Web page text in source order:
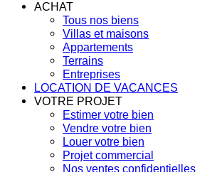
ACHAT
Tous nos biens
Villas et maisons
Appartements
Terrains
Entreprises
LOCATION DE VACANCES
VOTRE PROJET
Estimer votre bien
Vendre votre bien
Louer votre bien
Projet commercial
Nos ventes confidentielles